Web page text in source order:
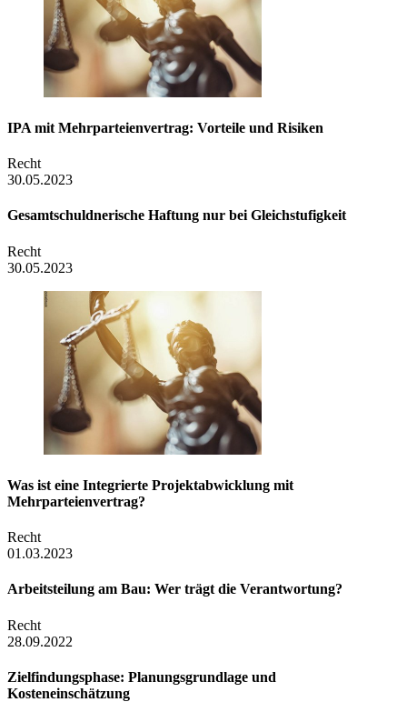
IPA mit Mehrparteienvertrag: Vorteile und Risiken
Recht
30.05.2023
Gesamtschuldnerische Haftung nur bei Gleichstufigkeit
Recht
30.05.2023
Was ist eine Integrierte Projektabwicklung mit
Mehrparteienvertrag?
Recht
01.03.2023
Arbeitsteilung am Bau: Wer trägt die Verantwortung?
Recht
28.09.2022
Zielfindungsphase: Planungsgrundlage und
Kosteneinschätzung